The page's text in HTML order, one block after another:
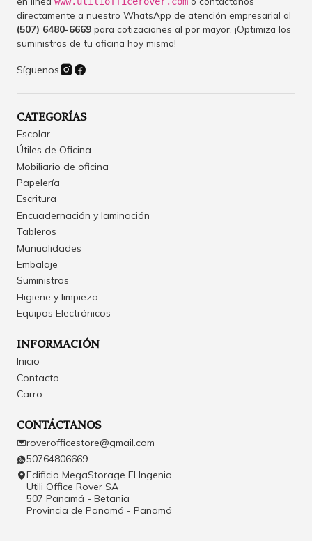
directamente a nuestro WhatsApp de atención empresarial al
(507) 6480-6669 para cotizaciones al por mayor. ¡Optimiza los
suministros de tu oficina hoy mismo!
Síguenos
CATEGORÍAS
Escolar
Útiles de Oficina
Mobiliario de oficina
Papelería
Escritura
Encuadernación y laminación
Tableros
Manualidades
Embalaje
Suministros
Higiene y limpieza
Equipos Electrónicos
INFORMACIÓN
Inicio
Contacto
Carro
CONTÁCTANOS
roverofficestore@gmail.com
50764806669
Edificio MegaStorage El Ingenio
Utili Office Rover SA
507 Panamá - Betania
Provincia de Panamá - Panamá